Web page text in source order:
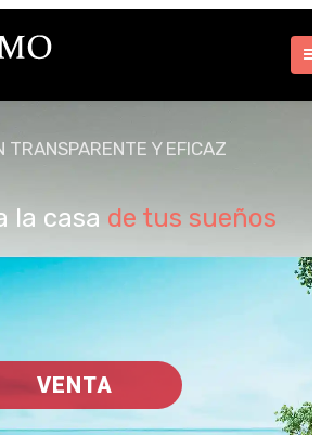
TRANSPARENTE Y EFICAZ
la casa de tus sueños
VENTA